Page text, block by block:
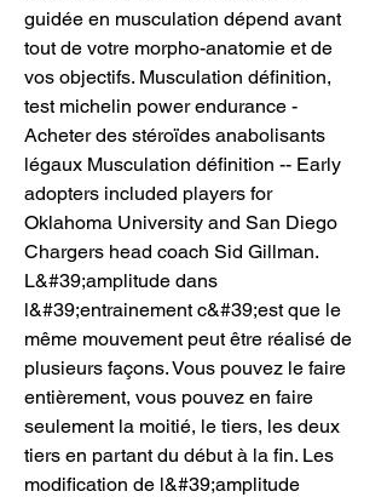
guidée en musculation dépend avant
tout de votre morpho-anatomie et de
vos objectifs. Musculation définition,
test michelin power endurance -
Acheter des stéroïdes anabolisants
légaux Musculation définition -- Early
adopters included players for
Oklahoma University and San Diego
Chargers head coach Sid Gillman.
L&#39;amplitude dans
l&#39;entrainement c&#39;est que le
même mouvement peut être réalisé de
plusieurs façons. Vous pouvez le faire
entièrement, vous pouvez en faire
seulement la moitié, le tiers, les deux
tiers en partant du début à la fin. Les
modification de l&#39;amplitude